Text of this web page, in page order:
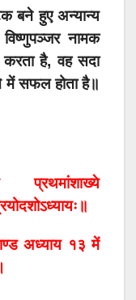
बने हुए अन्यान्य
नामक
करता है, वह सदा
सफल होता है॥
प्रथमांशाख्ये
अध्याय १३ में